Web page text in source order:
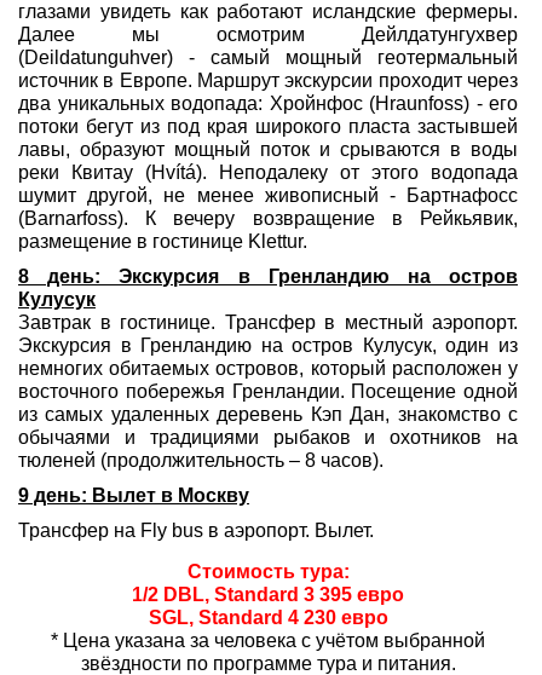
глазами увидеть как работают исландские фермеры.
Далее мы осмотрим Дейлдатунгухвер
(Deildatunguhver) - самый мощный геотермальный
источник в Европе. Маршрут экскурсии проходит через
два уникальных водопада: Хройнфос (Hraunfoss) - его
потоки бегут из под края широкого пласта застывшей
лавы, образуют мощный поток и срываются в воды
реки Квитау (Hvítá). Неподалеку от этого водопада
шумит другой, не менее живописный - Бартнафосс
(Barnarfoss). К вечеру возвращение в Рейкьявик,
размещение в гостинице Klettur.
8 день: Экскурсия в Гренландию на остров
Кулусук
Завтрак в гостинице. Трансфер в местный аэропорт.
Экскурсия в Гренландию на остров Кулусук, один из
немногих обитаемых островов, который расположен у
восточного побережья Гренландии. Посещение одной
из самых удаленных деревень Кэп Дан, знакомство с
обычаями и традициями рыбаков и охотников на
тюленей (продолжительность – 8 часов).
9 день: Вылет в Москву
Трансфер на Fly bus в аэропорт. Вылет.
Стоимость тура:
1/2 DBL, Standard 3 395 евро
SGL, Standard 4 230 евро
* Цена указана за человека с учётом выбранной
звёздности по программе тура и питания.